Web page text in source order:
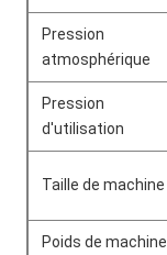
Pression
atmosphérique
Pression
d'utilisation
Taille de machine
Poids de machine